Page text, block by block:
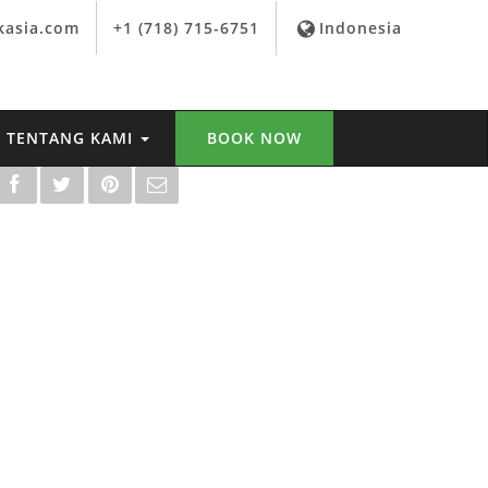
+1 (718) 715-6751 Indonesia
TENTANG KAMI BOOK NOW